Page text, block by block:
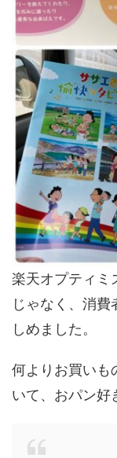
楽天オプティミ
じゃなく、消
しめました。
何よりお買いも
いて、おパン好